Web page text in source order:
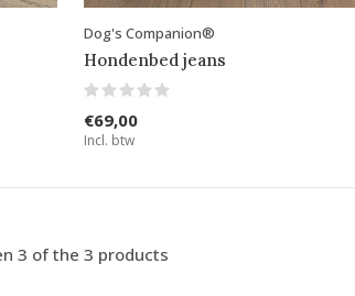
Dog's Companion®
Hondenbed jeans
€69,00
Incl. btw
3 of the 3 products